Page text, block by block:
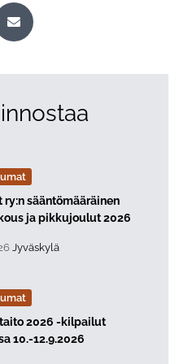
Jaa sähköpostitse
about event "
ry:n sääntömääräinen
ja pikkujoulut 2026
päiväys:
Sijainti:
Jyväskylä
about event "
2026 -kilpailut
10.-12.9.2026